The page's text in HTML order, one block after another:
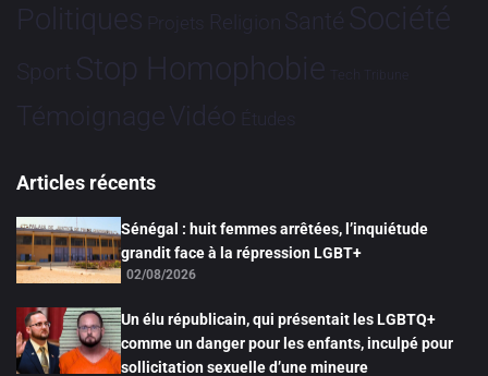
Politiques Projets Religion Santé Société
Sport Stop Homophobie Tech Tribune
TémoignageVidéo Études
Articles récents
Sénégal : huit femmes arrêtées, l’inquiétude
grandit face à la répression LGBT+
02/08/2026
Un élu républicain, qui présentait les LGBTQ+
comme un danger pour les enfants, inculpé pour
sollicitation sexuelle d’une mineure